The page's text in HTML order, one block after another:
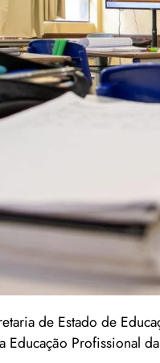
de Estado de
Educação Profissional